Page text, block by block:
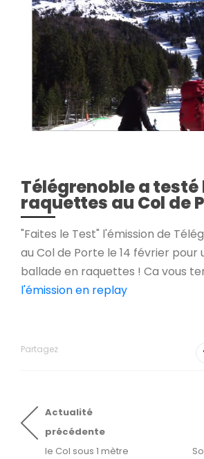
Télégrenoble a testé
raquettes au Col de
"Faites le Test" l'émission de
au Col de Porte le 14 février pour
ballade en raquettes ! Ca vous
l'émission en replay
Partagez
Actualité
précédente
le Col sous 1 mètre